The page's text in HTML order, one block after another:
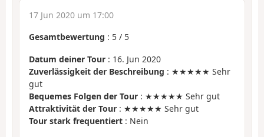
17 Jun 2020 um 17:00
Gesamtbewertung : 5 / 5
Datum deiner Tour : 16. Jun 2020
Zuverlässigkeit der Beschreibung : ★★★★★ Sehr
gut
Bequemes Folgen der Tour : ★★★★★ Sehr gut
Attraktivität der Tour : ★★★★★ Sehr gut
Tour stark frequentiert : Nein